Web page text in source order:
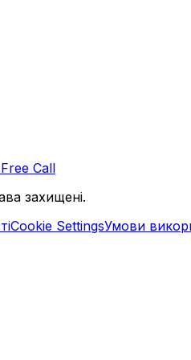
Call
захищені.
Cookie SettingsУмови